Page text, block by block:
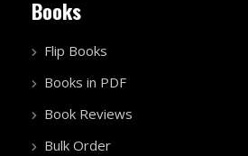
Books
Flip Books
Books in PDF
Book Reviews
Bulk Order